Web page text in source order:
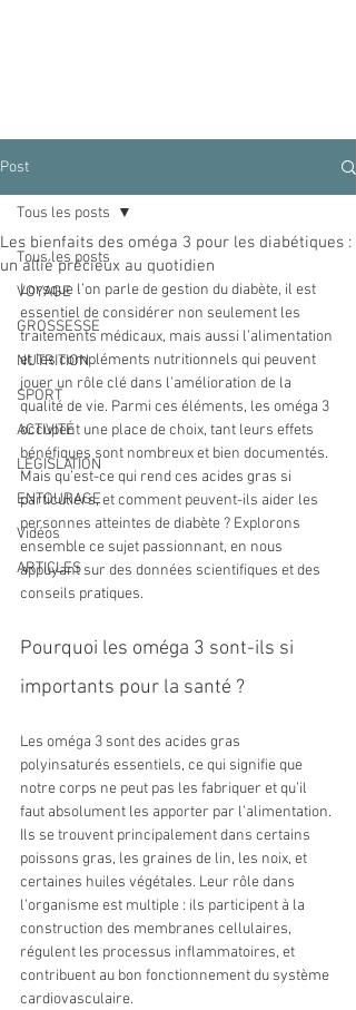
Post
Tous les posts
VOYAGE
GROSSESSE
NUTRITION
SPORT
ACTIVITÉ
LÉGISLATION
ENTOURAGE
Vidéos
ARTICLES
Tous les posts
Les bienfaits des oméga 3 pour les diabétiques :
un allié précieux au quotidien
Lorsque l’on parle de gestion du diabète, il est
essentiel de considérer non seulement les
traitements médicaux, mais aussi l’alimentation
et les compléments nutritionnels qui peuvent
jouer un rôle clé dans l’amélioration de la
qualité de vie. Parmi ces éléments, les oméga 3
occupent une place de choix, tant leurs effets
bénéfiques sont nombreux et bien documentés.
Mais qu’est-ce qui rend ces acides gras si
particuliers, et comment peuvent-ils aider les
personnes atteintes de diabète ? Explorons
ensemble ce sujet passionnant, en nous
appuyant sur des données scientifiques et des
conseils pratiques.
Pourquoi les oméga 3 sont-ils si
importants pour la santé ?
Les oméga 3 sont des acides gras
polyinsaturés essentiels, ce qui signifie que
notre corps ne peut pas les fabriquer et qu’il
faut absolument les apporter par l’alimentation.
Ils se trouvent principalement dans certains
poissons gras, les graines de lin, les noix, et
certaines huiles végétales. Leur rôle dans
l’organisme est multiple : ils participent à la
construction des membranes cellulaires,
régulent les processus inflammatoires, et
contribuent au bon fonctionnement du système
cardiovasculaire.